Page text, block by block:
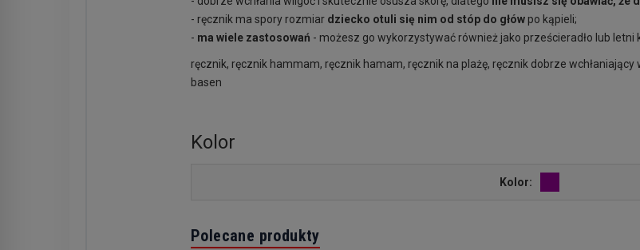
- ręcznik ma spory rozmiar dziecko otuli się nim od stóp do głów po kąpieli;
- ma wiele zastosowań - możesz go wykorzystywać również jako prześcieradło lub letni
ręcznik, ręcznik hammam, ręcznik hamam, ręcznik na plażę, ręcznik dobrze wchłaniający
basen
Kolor
Kolor:
Polecane produkty